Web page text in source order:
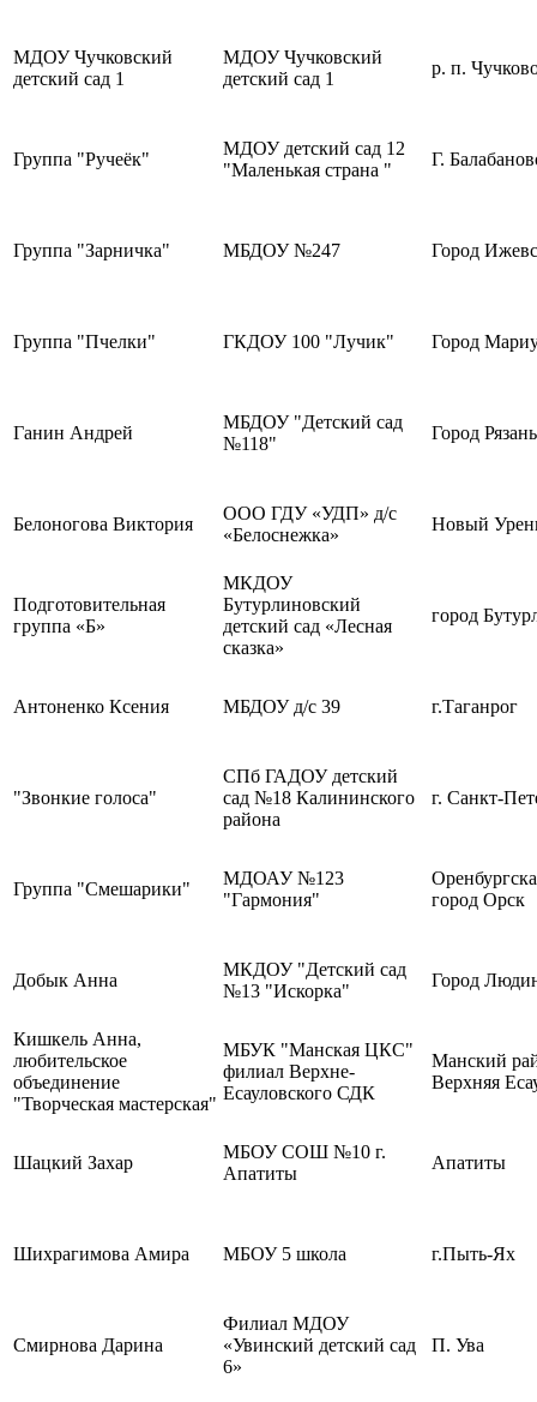
МДОУ Чучковский
детский сад 1
МДОУ Чучковский
детский сад 1
р. п.
Группа "Ручеёк"
МДОУ детский сад 12
"Маленькая страна "
Г.
Группа "Зарничка" МБДОУ №247 Город
Группа "Пчелки" ГКДОУ 100 "Лучик" Город
Ганин Андрей
МБДОУ "Детский сад
№118"
Город Рязань
Белоногова Виктория
ООО ГДУ «УДП» д/с
«Белоснежка»
Новый
Подготовительная
группа «Б»
МКДОУ
Бутурлиновский
детский сад «Лесная
сказка»
город
Антоненко Ксения МБДОУ д/с 39 г.Таганрог
"Звонкие голоса"
СПб ГАДОУ детский
сад №18 Калининского
района
г. Санкт-
Группа "Смешарики"
МДОАУ №123
"Гармония"
город Орск
Добык Анна
МКДОУ "Детский сад
№13 "Искорка"
Город
Кишкель Анна,
любительское
объединение
"Творческая мастерская"
МБУК "Манская ЦКС"
филиал Верхне-
Есауловского СДК
Манский
Верхняя
Шацкий Захар
МБОУ СОШ №10 г.
Апатиты
Апатиты
Шихрагимова Амира МБОУ 5 школа г.Пыть-Ях
Смирнова Дарина
Филиал МДОУ
«Увинский детский сад
6»
П. Ува